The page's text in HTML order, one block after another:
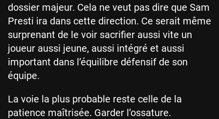
dossier majeur. Cela ne veut pas dire que Sam
Presti ira dans cette direction. Ce serait même
surprenant de le voir sacrifier aussi vite un
joueur aussi jeune, aussi intégré et aussi
important dans l’équilibre défensif de son
équipe.
La voie la plus probable reste celle de la
patience maîtrisée. Garder l’ossature.